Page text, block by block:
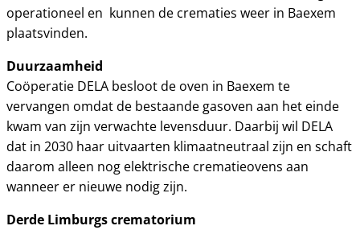
operationeel en kunnen de crematies weer in Baexem
plaatsvinden.
Duurzaamheid
Coöperatie DELA besloot de oven in Baexem te
vervangen omdat de bestaande gasoven aan het einde
kwam van zijn verwachte levensduur. Daarbij wil DELA
dat in 2030 haar uitvaarten klimaatneutraal zijn en schaft
daarom alleen nog elektrische crematieovens aan
wanneer er nieuwe nodig zijn.
Derde Limburgs crematorium